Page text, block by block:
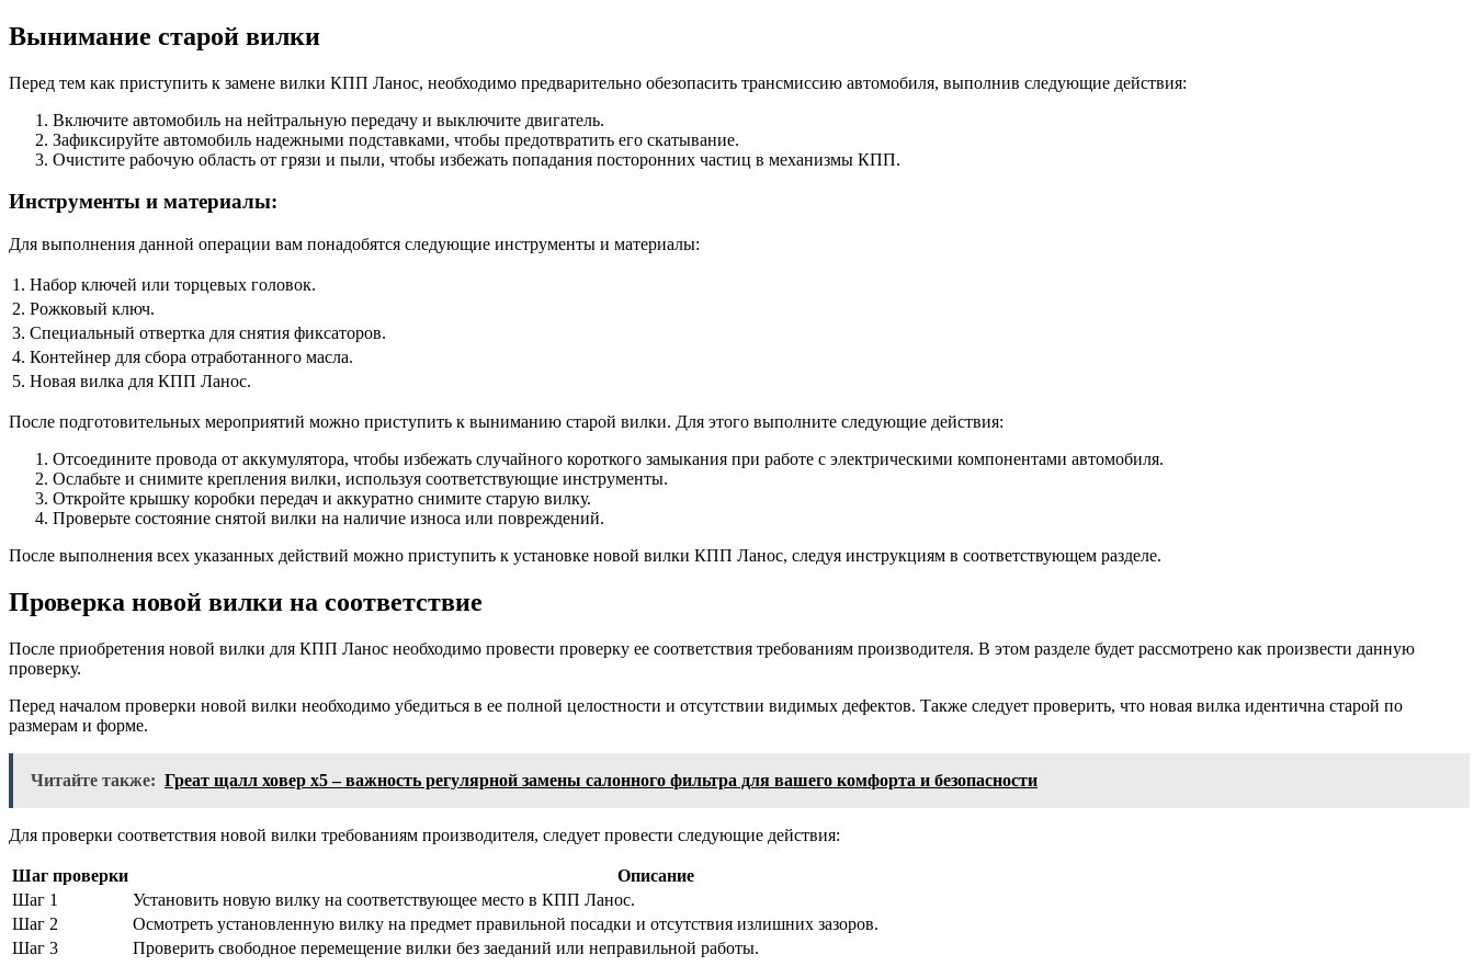
Вынимание старой вилки
Перед тем как приступить к замене вилки КПП Ланос, необходимо предварительно обезопасить трансмиссию автомобиля, выполнив следующие действия:
Включите автомобиль на нейтральную передачу и выключите двигатель.
Зафиксируйте автомобиль надежными подставками, чтобы предотвратить его скатывание.
Очистите рабочую область от грязи и пыли, чтобы избежать попадания посторонних частиц в механизмы КПП.
Инструменты и материалы:
Для выполнения данной операции вам понадобятся следующие инструменты и материалы:
1. Набор ключей или торцевых головок.
2. Рожковый ключ.
3. Специальный отвертка для снятия фиксаторов.
4. Контейнер для сбора отработанного масла.
5. Новая вилка для КПП Ланос.
После подготовительных мероприятий можно приступить к выниманию старой вилки. Для этого выполните следующие действия:
Отсоедините провода от аккумулятора, чтобы избежать случайного короткого замыкания при работе с электрическими компонентами автомобиля.
Ослабьте и снимите крепления вилки, используя соответствующие инструменты.
Откройте крышку коробки передач и аккуратно снимите старую вилку.
Проверьте состояние снятой вилки на наличие износа или повреждений.
После выполнения всех указанных действий можно приступить к установке новой вилки КПП Ланос, следуя инструкциям в соответствующем разделе.
Проверка новой вилки на соответствие
После приобретения новой вилки для КПП Ланос необходимо провести проверку ее соответствия требованиям производителя. В этом разделе будет рассмотрено как произвести данную
проверку.
Перед началом проверки новой вилки необходимо убедиться в ее полной целостности и отсутствии видимых дефектов. Также следует проверить, что новая вилка идентична старой по
размерам и форме.
Читайте также: Греат щалл ховер х5 – важность регулярной замены салонного фильтра для вашего комфорта и безопасности
Для проверки соответствия новой вилки требованиям производителя, следует провести следующие действия:
Шаг проверки
Описание
Шаг 1
Установить новую вилку на соответствующее место в КПП Ланос.
Шаг 2
Осмотреть установленную вилку на предмет правильной посадки и отсутствия излишних зазоров.
Шаг 3
Проверить свободное перемещение вилки без заеданий или неправильной работы.